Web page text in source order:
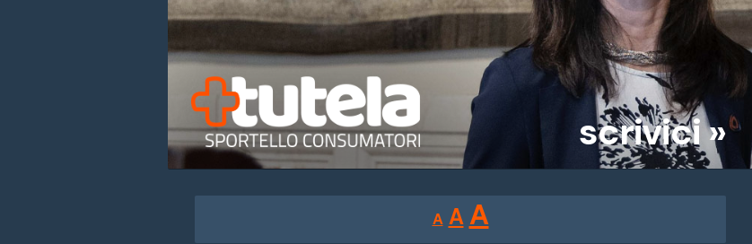
scrivici »
A
Reducir
tamaño
A Restablecer
AAumentar